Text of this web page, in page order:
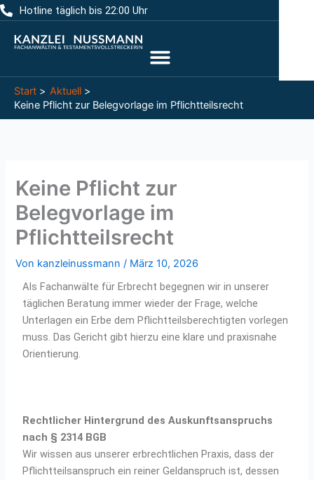
Zum
Inhalt
springen
Hotline täglich bis 22:00 Uhr
Start
Aktuell
Keine Pflicht zur Belegvorlage im Pflichtteilsrecht
Keine Pflicht zur
Belegvorlage im
Pflichtteilsrecht
Von kanzleinussmann/ März 10, 2026
Als Fachanwälte für Erbrecht begegnen wir in unserer
täglichen Beratung immer wieder der Frage, welche
Unterlagen ein Erbe dem Pflichtteilsberechtigten vorlegen
muss. Das Gericht gibt hierzu eine klare und praxisnahe
Orientierung.
Rechtlicher Hintergrund des Auskunftsanspruchs
nach § 2314 BGB
Wir wissen aus unserer erbrechtlichen Praxis, dass der
Pflichtteilsanspruch ein reiner Geldanspruch ist, dessen